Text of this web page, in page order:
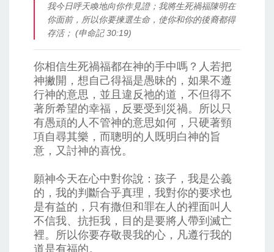
我今日呼天喚地向你作見證；我將生死禍福陳明在
你面前，所以你要揀選生命，使你和你的後裔都得
存活； (申命記 30:19)
你相信生死禍福都在神的手中嗎？人若把
神撇開，想自己得福是愚昧的，如果不遵
行神的意思，並且違反祂的道，不但得不
著所希望的幸福，反要受到災禍。所以只
有愚頑的人不管神的意思如何，只硬著頸
項自尋其樂，而聰明的人既明白神的旨
意，又討神的喜悅。
願神今天在心中對你說：孩子，我是公義
的，我的判斷合乎真理，我對你的要求也
是有益的，只有撒但和罪在人的裡面叫人
不信我、抗拒我，目的是要將人帶到滅亡
裡。所以你要存敬畏我的心，凡遵行我的
道是有福的。